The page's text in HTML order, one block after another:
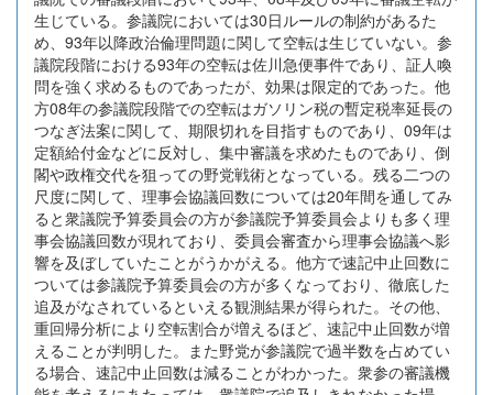
生じている。参議院においては30日ルールの制約があるた
め、93年以降政治倫理問題に関して空転は生じていない。参
議院段階における93年の空転は佐川急便事件であり、証人喚
問を強く求めるものであったが、効果は限定的であった。他
方08年の参議院段階での空転はガソリン税の暫定税率延長の
つなぎ法案に関して、期限切れを目指すものであり、09年は
定額給付金などに反対し、集中審議を求めたものであり、倒
閣や政権交代を狙っての野党戦術となっている。残る二つの
尺度に関して、理事会協議回数については20年間を通してみ
ると衆議院予算委員会の方が参議院予算委員会よりも多く理
事会協議回数が現れており、委員会審査から理事会協議へ影
響を及ぼしていたことがうかがえる。他方で速記中止回数に
ついては参議院予算委員会の方が多くなっており、徹底した
追及がなされているといえる観測結果が得られた。その他、
重回帰分析により空転割合が増えるほど、速記中止回数が増
えることが判明した。また野党が参議院で過半数を占めてい
る場合、速記中止回数は減ることがわかった。衆参の審議機